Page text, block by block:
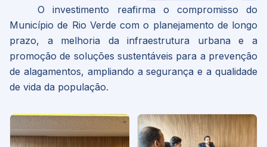
O investimento reafirma o compromisso do
Município de Rio Verde com o planejamento de longo
prazo, a melhoria da infraestrutura urbana e a
promoção de soluções sustentáveis para a prevenção
de alagamentos, ampliando a segurança e a qualidade
de vida da população.